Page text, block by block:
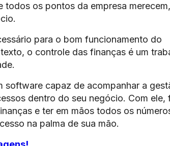
todos os pontos da empresa
para o bom funcionamento do
o controle das finanças é um
software capaz de acompanhar a
dentro do seu negócio. Com ele,
e ter em mãos todos os
na palma de sua mão.